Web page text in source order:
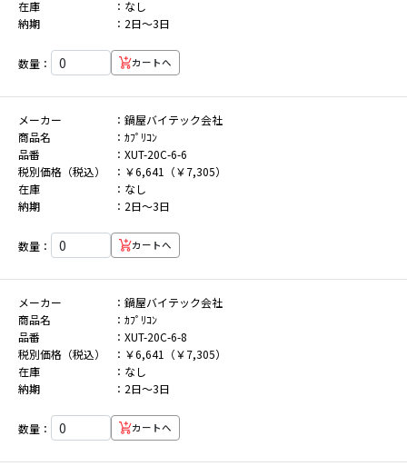
在庫
なし
納期
2日～3日
数量： カートへ
メーカー
鍋屋バイテック会社
商品名
ｶﾌﾟﾘｺﾝ
品番
XUT-20C-6-6
税別価格（税込）
￥6,641（￥7,305）
在庫
なし
納期
2日～3日
数量： カートへ
メーカー
鍋屋バイテック会社
商品名
ｶﾌﾟﾘｺﾝ
品番
XUT-20C-6-8
税別価格（税込）
￥6,641（￥7,305）
在庫
なし
納期
2日～3日
数量： カートへ